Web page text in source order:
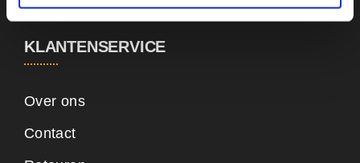
KLANTENSERVICE
Over ons
Contact